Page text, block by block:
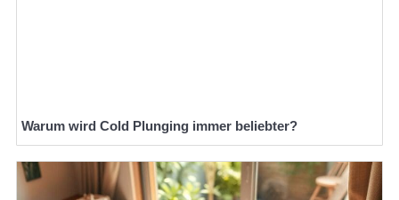
Warum wird Cold Plunging immer beliebter?